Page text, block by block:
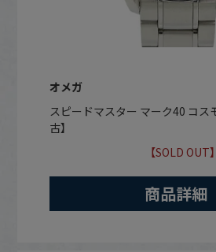
オメガ
スピードマスター マーク40 コス
古】
【SOLD OUT】
商品詳細